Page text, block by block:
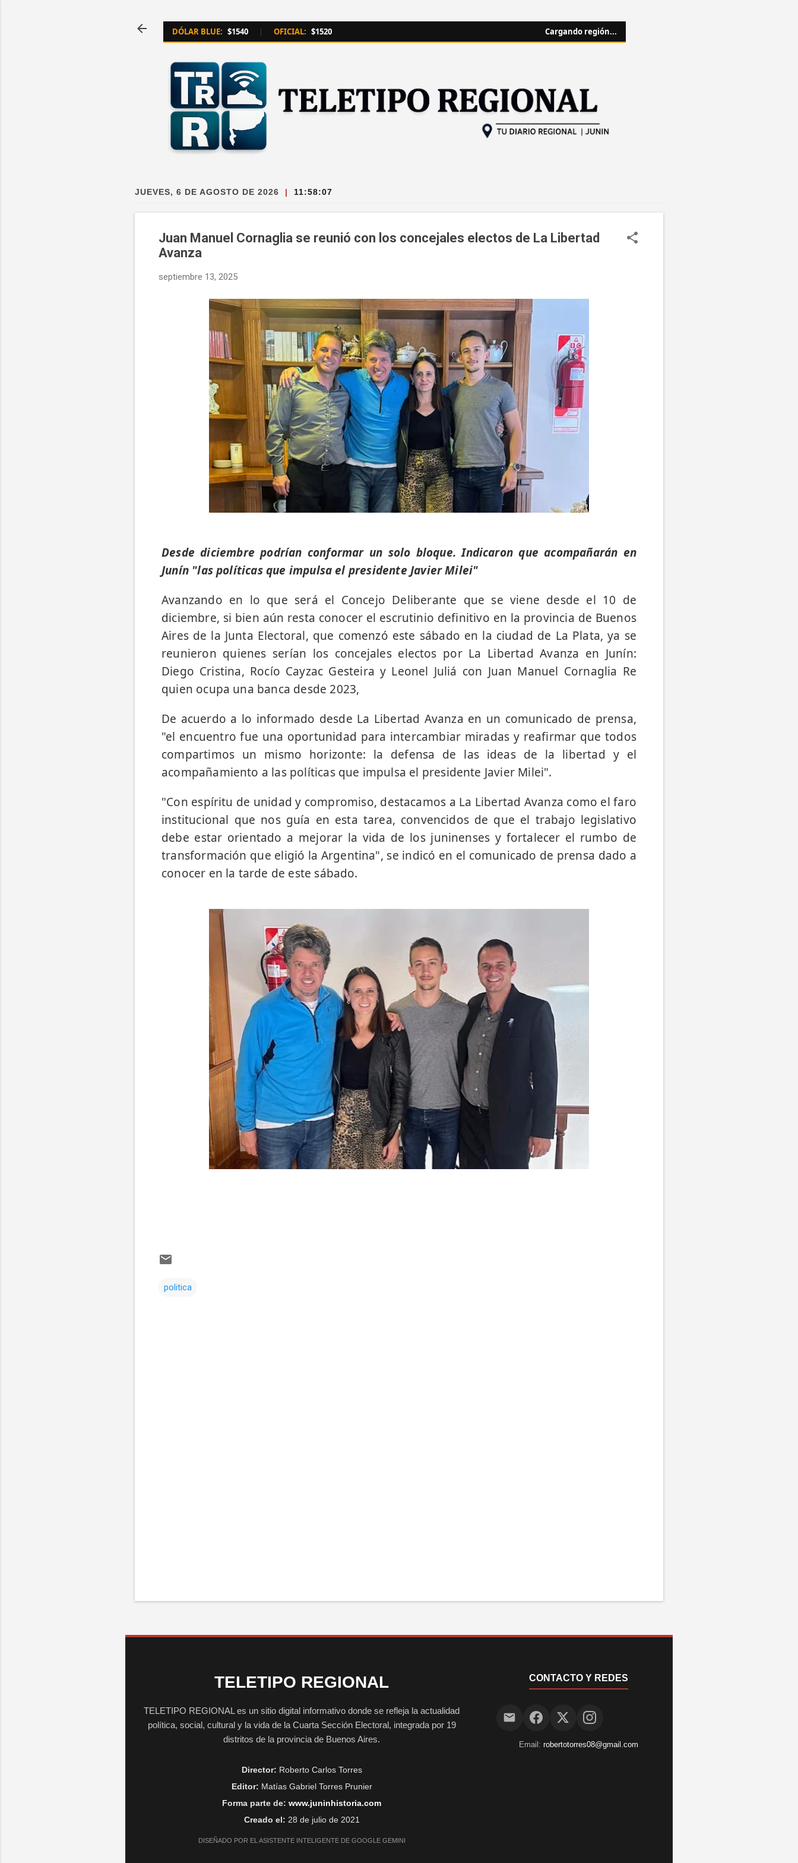
DÓLAR BLUE: $1540 | OFICIAL: $1520 Cargando región...
JUEVES, 6 DE AGOSTO DE 2026 | 11:58:08
Juan Manuel Cornaglia se reunió con los concejales electos de La Libertad
Avanza
septiembre 13, 2025
Desde diciembre podrían conformar un solo bloque. Indicaron que acompañarán en
Junín "las políticas que impulsa el presidente Javier Milei"
Avanzando en lo que será el Concejo Deliberante que se viene desde el 10 de
diciembre, si bien aún resta conocer el escrutinio definitivo en la provincia de Buenos
Aires de la Junta Electoral, que comenzó este sábado en la ciudad de La Plata, ya se
reunieron quienes serían los concejales electos por La Libertad Avanza en Junín:
Diego Cristina, Rocío Cayzac Gesteira y Leonel Juliá con Juan Manuel Cornaglia Re
quien ocupa una banca desde 2023,
De acuerdo a lo informado desde La Libertad Avanza en un comunicado de prensa,
"el encuentro fue una oportunidad para intercambiar miradas y reafirmar que todos
compartimos un mismo horizonte: la defensa de las ideas de la libertad y el
acompañamiento a las políticas que impulsa el presidente Javier Milei".
"Con espíritu de unidad y compromiso, destacamos a La Libertad Avanza como el faro
institucional que nos guía en esta tarea, convencidos de que el trabajo legislativo
debe estar orientado a mejorar la vida de los juninenses y fortalecer el rumbo de
transformación que eligió la Argentina", se indicó en el comunicado de prensa dado a
conocer en la tarde de este sábado.
politica
TELETIPO REGIONAL
TELETIPO REGIONAL es un sitio digital informativo donde se refleja la actualidad
política, social, cultural y la vida de la Cuarta Sección Electoral, integrada por 19
distritos de la provincia de Buenos Aires.
Director: Roberto Carlos Torres
Editor: Matías Gabriel Torres Prunier
Forma parte de: www.juninhistoria.com
Creado el: 28 de julio de 2021
DISEÑADO POR EL ASISTENTE INTELIGENTE DE GOOGLE GEMINI
CONTACTO Y REDES
Email: robertotorres08@gmail.com